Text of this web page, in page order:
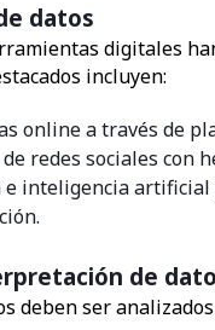
datos
digitales
incluyen:
online a través de
redes sociales con
e inteligencia artificial
de
deben ser